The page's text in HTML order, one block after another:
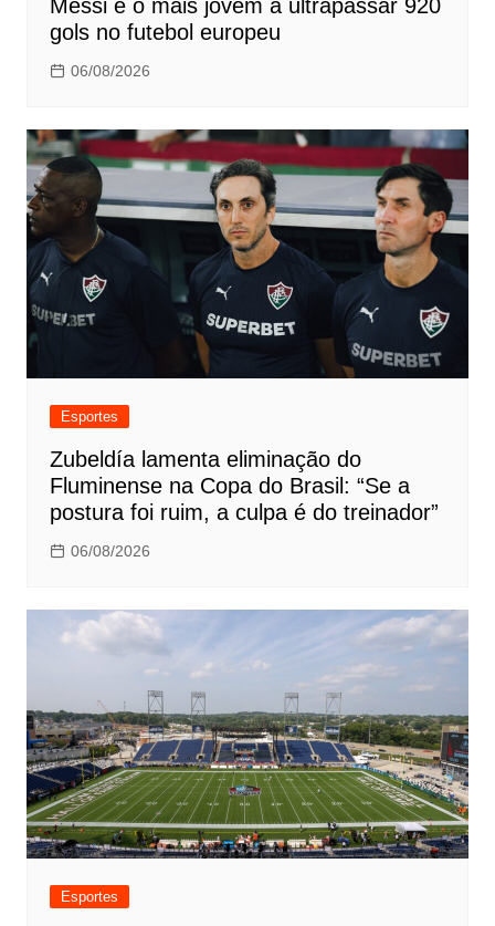
Messi é o mais jovem a ultrapassar 920
gols no futebol europeu
06/08/2026
Esportes
Zubeldía lamenta eliminação do
Fluminense na Copa do Brasil: “Se a
postura foi ruim, a culpa é do treinador”
06/08/2026
Esportes